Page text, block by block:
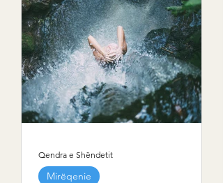
Mirëqenie
Qendra e Shëndetit